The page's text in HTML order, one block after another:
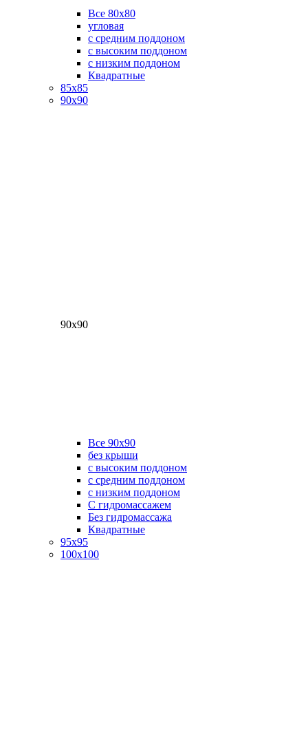
Все 80х80
угловая
с средним поддоном
с высоким поддоном
с низким поддоном
Квадратные
85х85
90х90
90х90
Все 90х90
без крыши
с высоким поддоном
с средним поддоном
с низким поддоном
С гидромассажем
Без гидромассажа
Квадратные
95х95
100х100